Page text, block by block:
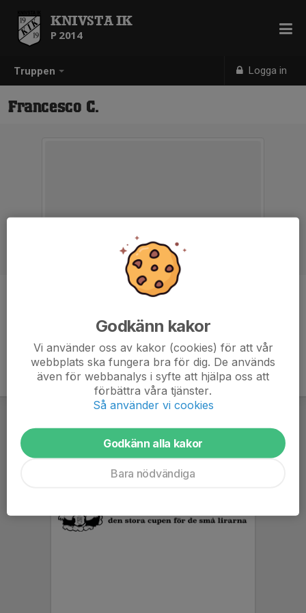
Truppen Logga in
KNIVSTA IK
P 2014
Francesco C.
Godkänn kakor
Vi använder oss av kakor (cookies) för att vår
webbplats ska fungera bra för dig. De används
även för webbanalys i syfte att hjälpa oss att
förbättra våra tjänster.
Så använder vi cookies
Godkänn alla kakor
Bara nödvändiga